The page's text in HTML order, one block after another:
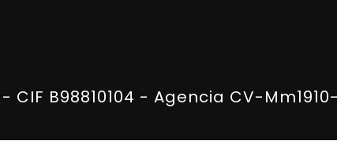
B98810104 - Agencia CV-